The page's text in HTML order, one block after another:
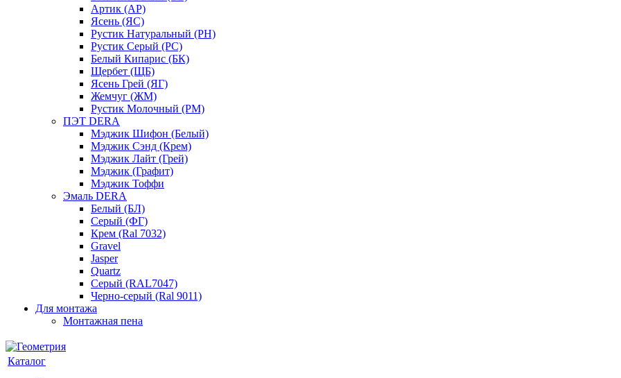
Артик (АР)
Ясень (ЯС)
Рустик Натуральный (РН)
Рустик Серый (РС)
Белый Кипарис (БК)
Щербет (ЩБ)
Ясень Грей (ЯГ)
Жемчуг (ЖМ)
Рустик Молочный (РМ)
ПЭТ DERA
Мэджик Шифон (Белый)
Мэджик Сэнд (Крем)
Мэджик Лайт (Грей)
Мэджик (Графит)
Мэджик Тоффи
Эмаль DERA
Белый (БЛ)
Серый (ФГ)
Крем (Ral 7032)
Gravel
Jasper
Quartz
Серый (RAL7047)
Черно-серый (Ral 9011)
Для монтажа
Монтажная пена
Каталог